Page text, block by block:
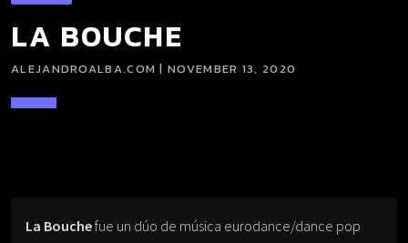
LA BOUCHE
ALEJANDROALBA.COM | NOVEMBER 13, 2020
La Bouchefue un dúo de música eurodance/dance pop